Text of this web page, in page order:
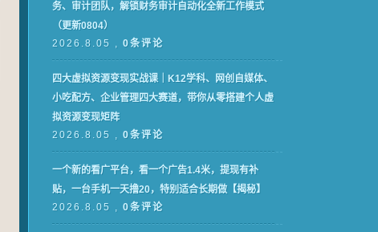
务、审计团队，解锁财务审计自动化全新工作模式
（更新0804）
2026.8.05 , 0条评论
四大虚拟资源变现实战课｜K12学科、网创自媒体、
小吃配方、企业管理四大赛道，带你从零搭建个人虚
拟资源变现矩阵
2026.8.05 , 0条评论
一个新的看广平台，看一个广告1.4米，提现有补
贴，一台手机一天撸20，特别适合长期做【揭秘】
2026.8.05 , 0条评论